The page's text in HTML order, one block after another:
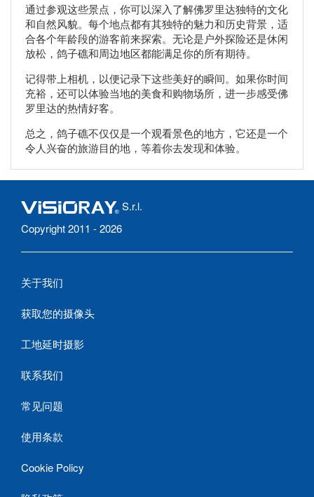
通过参观这些景点，你可以深入了解佛罗里达独特的文化
和自然风貌。每个地点都有其独特的魅力和历史背景，适
合各个年龄段的游客前来探索。无论是户外探险还是休闲
放松，鸽子礁和周边地区都能满足你的所有期待。
记得带上相机，以便记录下这些美好的瞬间。如果你时间
充裕，还可以体验当地的美食和购物场所，进一步感受佛
罗里达的热情好客。
总之，鸽子礁不仅仅是一个观看景色的地方，它还是一个
令人兴奋的旅游目的地，等着你去发现和体验。
S.r.l.
Copyright 2011 - 2026
关于我们
获取您的摄像头
工地延时摄影
联系我们
常见问题
使用条款
Cookie Policy